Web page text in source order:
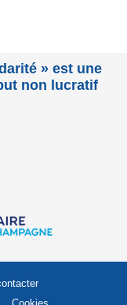
» est une
non lucratif